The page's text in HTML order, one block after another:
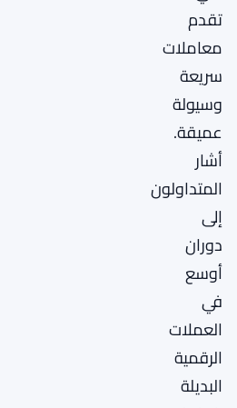
تقدم
معاملات
سريعة
وسيولة
عميقة.
أشار
المتداولون
إلى
دوران
أوسع
في
العملات
الرقمية
البديلة